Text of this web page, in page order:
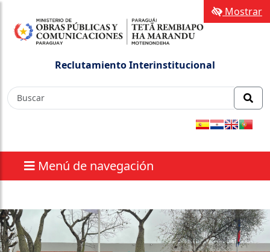
Reclutamiento Interinstitucional
Menú de navegación
Mostrar